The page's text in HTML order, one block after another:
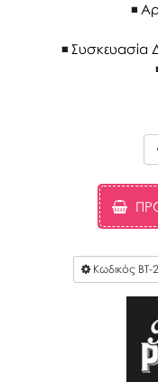
Συσκευασία
Κωδικός BT-